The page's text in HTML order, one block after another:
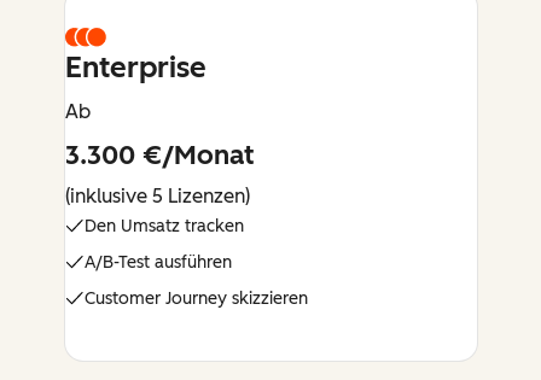
Enterprise
Ab
3.300 €/Monat
(inklusive 5 Lizenzen)
Den Umsatz tracken
A/B-Test ausführen
Customer Journey skizzieren